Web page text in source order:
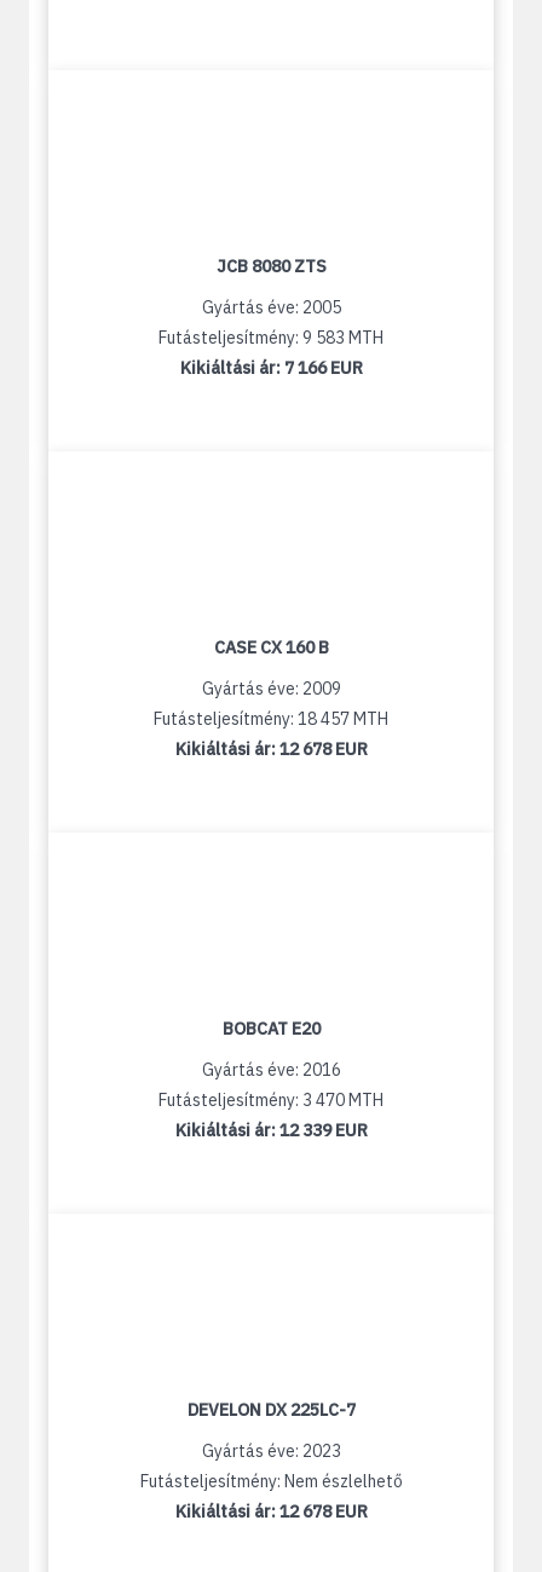
JCB 8080 ZTS
Gyártás éve: 2005
Futásteljesítmény: 9 583 MTH
Kikiáltási ár: 7 166 EUR
CASE CX 160 B
Gyártás éve: 2009
Futásteljesítmény: 18 457 MTH
Kikiáltási ár:12 678 EUR
BOBCAT E20
Gyártás éve: 2016
Futásteljesítmény: 3 470 MTH
Kikiáltási ár:12 339 EUR
DEVELON DX 225LC-7
Gyártás éve: 2023
Futásteljesítmény: Nem észlelhető
Kikiáltási ár:12 678 EUR